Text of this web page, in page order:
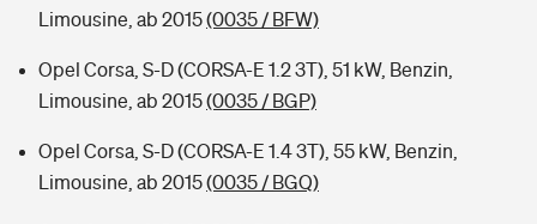
Limousine, ab 2015(0035 / BFW)
Opel Corsa, S-D (CORSA-E 1.2 3T), 51 kW, Benzin,
Limousine, ab 2015(0035 / BGP)
Opel Corsa, S-D (CORSA-E 1.4 3T), 55 kW, Benzin,
Limousine, ab 2015(0035 / BGQ)